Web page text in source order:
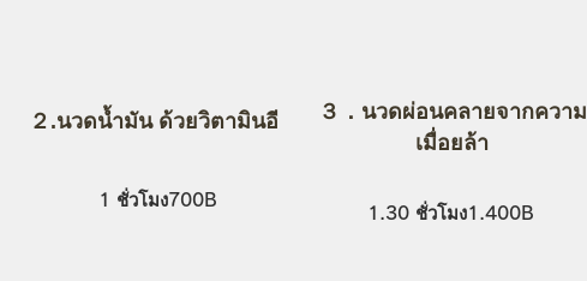
２.นวดน้ำมัน ด้วยวิตามินอี
1 ชั่วโมง700B
３．นวดผ่อนคลายจากความ
เมื่อยล้า
1.30 ชั่วโมง1.400B